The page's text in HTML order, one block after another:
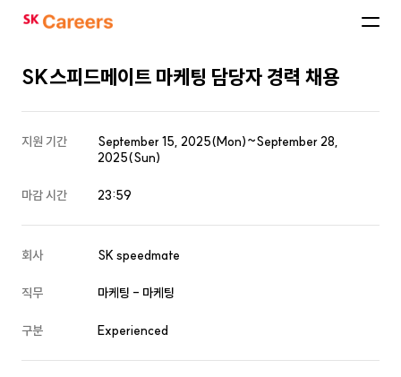
SK
SK스피드메이트 마케팅 담당자 경력 채용
지원 기간
September 15, 2025(Mon)~September 28,
2025(Sun)
마감 시간 23:59
회사 SK speedmate
직무 마케팅 - 마케팅
구분 Experienced